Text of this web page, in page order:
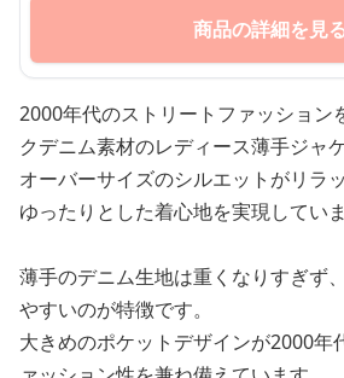
商品の詳細を見
2000年代のストリートファッション
クデニム素材のレディース薄手ジャ
オーバーサイズのシルエットがリラ
ゆったりとした着心地を実現していま
薄手のデニム生地は重くなりすぎず
やすいのが特徴です。
大きめのポケットデザインが2000年